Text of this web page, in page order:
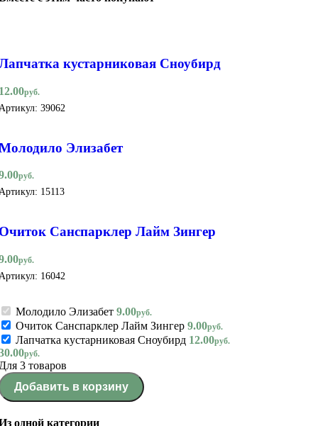
кустарниковая Сноубирд
руб.
39062
Элизабет
руб.
15113
Санспарклер Лайм Зингер
руб.
16042
Молодило Элизабет 9.00руб.
Очиток Санспарклер Лайм Зингер 9.00руб.
Лапчатка кустарниковая Сноубирд 12.00руб.
руб.
3 товаров
Добавить в корзину
одной категории